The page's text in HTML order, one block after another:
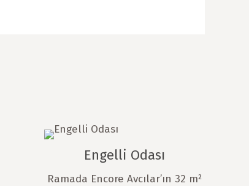
Engelli Odası
Ramada Encore Avcılar’ın 32 m²